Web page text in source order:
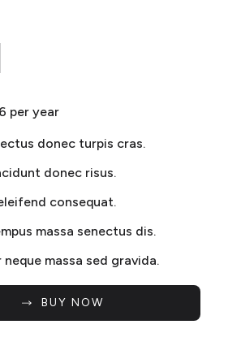
per year
donec turpis cras.
donec risus.
consequat.
massa senectus dis.
massa sed gravida.
BUY NOW